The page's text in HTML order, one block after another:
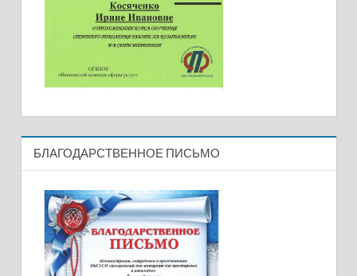
БЛАГОДАРСТВЕННОЕ ПИСЬМО